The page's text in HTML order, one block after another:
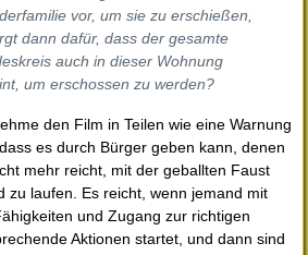
vor, um sie zu erschießen,
dann dafür, dass der gesamte
auch in dieser Wohnung
um erschossen zu werden?
den Film in Teilen wie eine Warnung
es durch Bürger geben kann, denen
mehr reicht, mit der geballten Faust
zu laufen. Es reicht, wenn jemand mit
und Zugang zur richtigen
Aktionen startet, und dann sind